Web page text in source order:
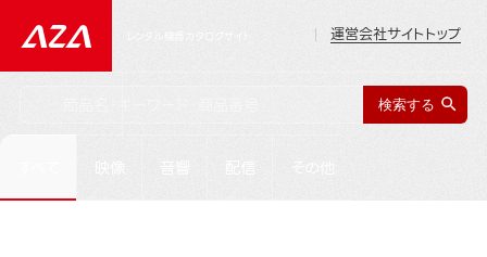
運営会社サイトトップ
映像 音響 配信